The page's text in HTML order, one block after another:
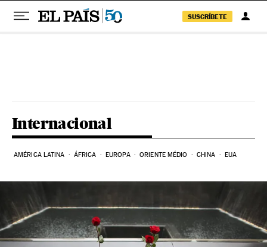
SUSCRÍBETE
Internacional
AMÉRICA LATINA ÁFRICA EUROPA ORIENTE MÉDIO CHINA EUA